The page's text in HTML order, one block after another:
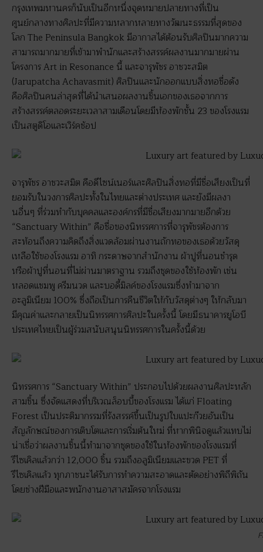
กรุงเทพมหานครก็นับเป็นอีกหนึ่งจุดหมายปลายทางที่เป็น
ศูนย์กลางทางศิลปะที่มีความหลากหลายทางวัฒนะธรรมที่สุดของ
โลก The Peninsula Bangkok มีอากาสได้ต้อนรับศิลปินมากความ
สามารถมากมายที่เข้ามาพำนักและสร้างสรรค์ผลงานมากมายผ่าน
โครงการ Art in Resonance นี้ และจารุพัชร อาชวะสมิต
(Jarupatcha Achavasmit) ศิลปินและนักออกแบบสิ่งทอชื่อดัง
คือศิลปินคนล่าสุดที่ได้นำเสนอผลงานชิ้นเอกของเธอจากการ
สร้างสรรค์ตลอดระยะเวลาสามเดือนโดยมีห้องพักชั้น 23 ของโรงแรม
เป็นสตูดิโอและเวิร์คช้อป
จารุพัชร อาชวะสมิต คือดีไซน์เนอร์และศิลปินสิ่งทอที่มีชื่อเสียงเป็นที่
ยอมรับในวงการศิลปะทั้งในไทยและต่างประเทศ และยังมีผลงา
นอื่นๆ ที่ร่วมทำกับบุคคลและองค์กรที่มีชื่อเสียงมากมายอีกด้วย
“Sanctuary Within” คือชื่อของนิทรรศการที่จารุพัชรต้องการ
สะท้อนถึงความคิดถึงสิ่งแวดล้อมผ่านงานถักทอของเธอด้วยวัสดุ
เหลือใช้ของโรงแรม อาทิ กระดาษจากสำนักงาน ผ้าปูที่นอนชำรุด
หรือผ้าปูที่นอนที่ไม่ผ่านมาตราฐาน รวมถึงชุดของใช้ห้องพัก เช่น
หลอดแชมพู ครีมนวด และบอดี้มิลค์ของโรงแรมซึ่งทำมาจาก
อะลูมิเนียม 100% ซึ่งถือเป็นการคืนชีวิตให้กับวัสดุต่างๆ ให้กลับมา
มีคุณค่าและกลายเป็นนิทรรศการศิลปะในครั้งนี้ โดยมีธนาคารยูโอบี
ประเทศไทยเป็นผู้ร่วมสนับสนุนนิทรรศการในครั้งนี้ด้วย
นิทรรศการ “Sanctuary Within” ประกอบไปด้วยผลงานศิลปะหลัก
สามชิ้น ซึ่งจัดแสดงที่บริเวณล็อบบี้ของโรงแรม ได้แก่ Floating
Forest เป็นประติมากรรมที่รังสรรค์ขึ้นเป็นรูปใบแปะก๊วยอันเป็น
สัญลักษณ์ของการเติบโตและการเริ่มต้นใหม่ ที่หากพินิจดูแล้วแทบไม่
น่าเชื่อว่าผลงานชิ้นนี้ทำมาจากชุดของใช้ในห้องพักของโรงแรมที่
รีไซเคิลแล้วกว่า 12,000 ชิ้น รวมถึงอลูมิเนียมและขวด PET ที่
รีไซเคิลแล้ว ทุกภาชนะได้รับการทำความสะอาดและตัดอย่างพิถีพิถัน
โดยช่างฝีมือและพนักงานอาสาสมัครจากโรงแรม